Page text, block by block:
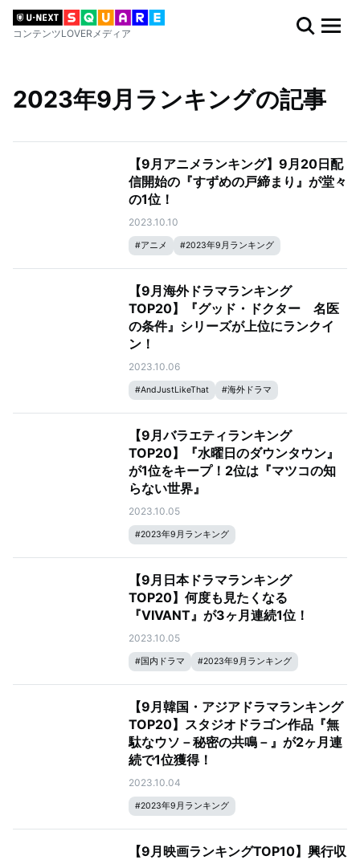
コンテンツLOVERメディア
2023年9月ランキングの記事
【9月アニメランキング】9月20日配
信開始の『すずめの戸締まり』が堂々
の1位！
2023.10.10
#アニメ #2023年9月ランキング
【9月海外ドラマランキング
TOP20】『グッド・ドクター 名医
の条件』シリーズが上位にランクイ
ン！
2023.10.06
#AndJustLikeThat #海外ドラマ
【9月バラエティランキング
TOP20】『水曜日のダウンタウン』
が1位をキープ！2位は『マツコの知
らない世界』
2023.10.05
#2023年9月ランキング
【9月日本ドラマランキング
TOP20】何度も見たくなる
『VIVANT』が3ヶ月連続1位！
2023.10.05
#国内ドラマ #2023年9月ランキング
【9月韓国・アジアドラマランキング
TOP20】スタジオドラゴン作品『無
駄なウソ－秘密の共鳴－』が2ヶ月連
続で1位獲得！
2023.10.04
#2023年9月ランキング
【9月映画ランキングTOP10】興行収